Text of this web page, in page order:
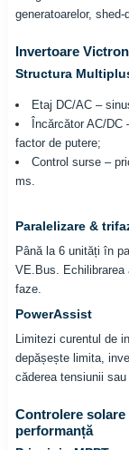
generatoarelor,
Invertoare
Structura
Etaj DC/AC –
Încărcător AC/
factor de putere;
Control surse –
ms.
Paralelizare &
Până la 6 unități în
VE.Bus. Echilibrarea
faze.
PowerAssist
Limitezi curentul de
depășește limita,
căderea tensiunii
Controlere solare
performanță